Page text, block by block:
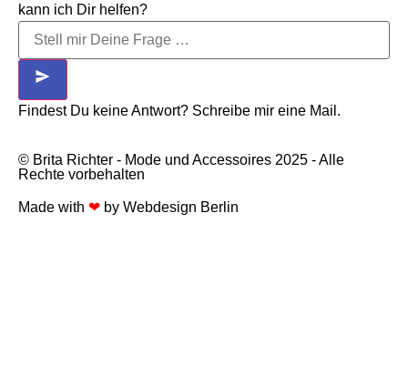
kann ich Dir helfen?
Findest Du keine Antwort? Schreibe mir eine Mail.
© Brita Richter - Mode und Accessoires 2025 - Alle
Rechte vorbehalten
Made with ❤ by Webdesign Berlin